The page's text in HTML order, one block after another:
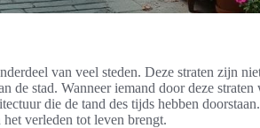
van veel steden. Deze straten zijn
de stad. Wanneer iemand door deze
die de tand des tijds hebben
verleden tot leven brengt.